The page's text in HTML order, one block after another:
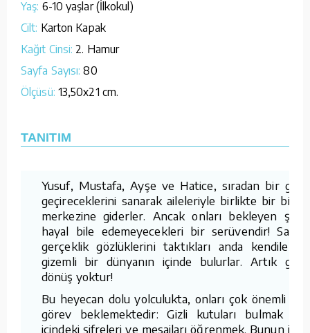
Yaş: 6-10 yaşlar (İlkokul)
Cilt: Karton Kapak
Kağıt Cinsi: 2. Hamur
Sayfa Sayısı: 80
Ölçüsü: 13,50x21 cm.
TANITIM
Yusuf, Mustafa, Ayşe ve Hatice, sıradan bir gün
geçireceklerini sanarak aileleriyle birlikte bir bilim
merkezine giderler. Ancak onları bekleyen şey,
hayal bile edemeyecekleri bir serüvendir! Sanal
gerçeklik gözlüklerini taktıkları anda kendilerini
gizemli bir dünyanın içinde bulurlar. Artık geri
dönüş yoktur!
Bu heyecan dolu yolculukta, onları çok önemli bir
görev beklemektedir: Gizli kutuları bulmak ve
içindeki şifreleri ve mesajları öğrenmek. Bunun için